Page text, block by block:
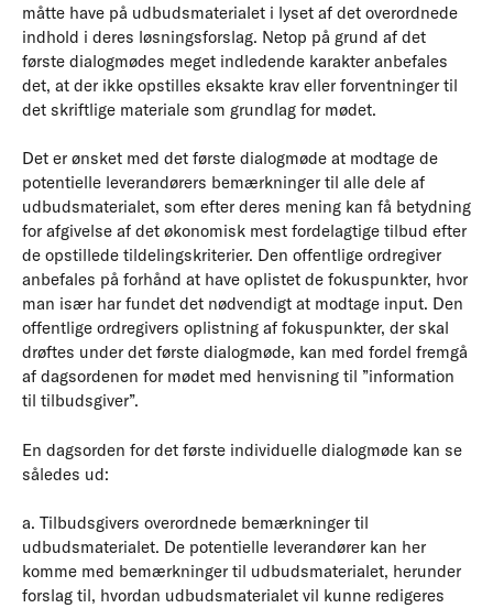
måtte have på udbudsmaterialet i lyset af det overordnede
indhold i deres løsningsforslag. Netop på grund af det
første dialogmødes meget indledende karakter anbefales
det, at der ikke opstilles eksakte krav eller forventninger til
det skriftlige materiale som grundlag for mødet.
Det er ønsket med det første dialogmøde at modtage de
potentielle leverandørers bemærkninger til alle dele af
udbudsmaterialet, som efter deres mening kan få betydning
for afgivelse af det økonomisk mest fordelagtige tilbud efter
de opstillede tildelingskriterier. Den offentlige ordregiver
anbefales på forhånd at have oplistet de fokuspunkter, hvor
man især har fundet det nødvendigt at modtage input. Den
offentlige ordregivers oplistning af fokuspunkter, der skal
drøftes under det første dialogmøde, kan med fordel fremgå
af dagsordenen for mødet med henvisning til ”information
til tilbudsgiver”.
En dagsorden for det første individuelle dialogmøde kan se
således ud:
a. Tilbudsgivers overordnede bemærkninger til
udbudsmaterialet. De potentielle leverandører kan her
komme med bemærkninger til udbudsmaterialet, herunder
forslag til, hvordan udbudsmaterialet vil kunne redigeres